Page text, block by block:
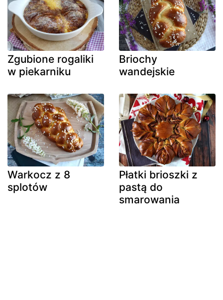
Zgubione rogaliki
w piekarniku
Briochy
wandejskie
Warkocz z 8
splotów
Płatki brioszki z
pastą do
smarowania